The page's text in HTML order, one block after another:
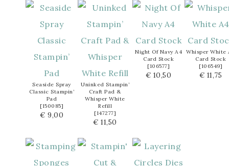
Seaside Spray
Classic Stampin’
Pad
[150085]
€ 9,00
Uninked Stampin’
Craft Pad &
Whisper White
Refill
[147277]
€ 11,50
Night Of Navy A4
Card Stock
[106577]
€ 10,50
Whisper White
Card Stock
[106549]
€ 11,75